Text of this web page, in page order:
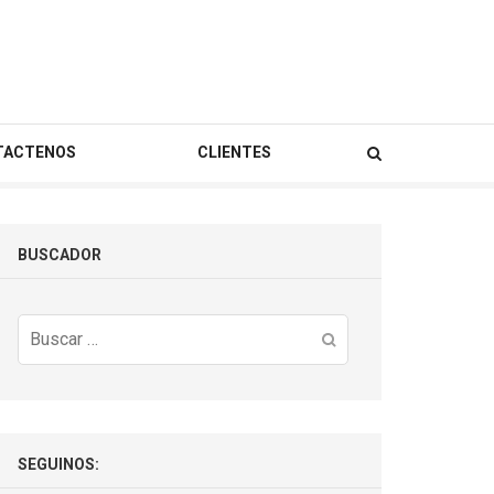
CLIENTES
BUSCADOR
Buscar:
SEGUINOS: